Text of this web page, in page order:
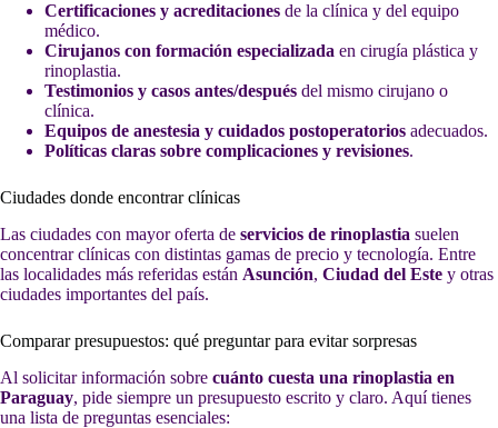
Certificaciones y acreditaciones de la clínica y del equipo
médico.
Cirujanos con formación especializada en cirugía plástica y
rinoplastia.
Testimonios y casos antes/después del mismo cirujano o
clínica.
Equipos de anestesia y cuidados postoperatorios adecuados.
Políticas claras sobre complicaciones y revisiones.
Ciudades donde encontrar clínicas
Las ciudades con mayor oferta de servicios de rinoplastia suelen
concentrar clínicas con distintas gamas de precio y tecnología. Entre
las localidades más referidas están Asunción, Ciudad del Este y otras
ciudades importantes del país.
Comparar presupuestos: qué preguntar para evitar sorpresas
Al solicitar información sobre cuánto cuesta una rinoplastia en
Paraguay, pide siempre un presupuesto escrito y claro. Aquí tienes
una lista de preguntas esenciales: